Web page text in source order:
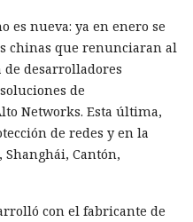
es nueva: ya en enero se
chinas que renunciaran al
de desarrolladores
de
Networks. Esta última,
de redes y en la
Cantón,
con el fabricante de